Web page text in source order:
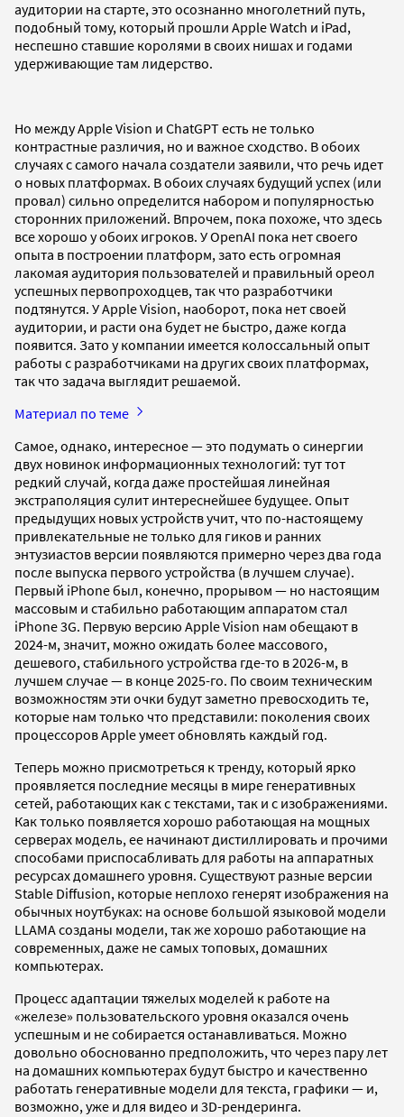
аудитории на старте, это осознанно многолетний путь,
подобный тому, который прошли Apple Watch и iPad,
неспешно ставшие королями в своих нишах и годами
удерживающие там лидерство.
Но между Apple Vision и ChatGPT есть не только
контрастные различия, но и важное сходство. В обоих
случаях с самого начала создатели заявили, что речь идет
о новых платформах. В обоих случаях будущий успех (или
провал) сильно определится набором и популярностью
сторонних приложений. Впрочем, пока похоже, что здесь
все хорошо у обоих игроков. У OpenAI пока нет своего
опыта в построении платформ, зато есть огромная
лакомая аудитория пользователей и правильный ореол
успешных первопроходцев, так что разработчики
подтянутся. У Apple Vision, наоборот, пока нет своей
аудитории, и расти она будет не быстро, даже когда
появится. Зато у компании имеется колоссальный опыт
работы с разработчиками на других своих платформах,
так что задача выглядит решаемой.
Материал по теме
Самое, однако, интересное — это подумать о синергии
двух новинок информационных технологий: тут тот
редкий случай, когда даже простейшая линейная
экстраполяция сулит интереснейшее будущее. Опыт
предыдущих новых устройств учит, что по-настоящему
привлекательные не только для гиков и ранних
энтузиастов версии появляются примерно через два года
после выпуска первого устройства (в лучшем случае).
Первый iPhone был, конечно, прорывом — но настоящим
массовым и стабильно работающим аппаратом стал
iPhone 3G. Первую версию Apple Vision нам обещают в
2024-м, значит, можно ожидать более массового,
дешевого, стабильного устройства где-то в 2026-м, в
лучшем случае — в конце 2025-го. По своим техническим
возможностям эти очки будут заметно превосходить те,
которые нам только что представили: поколения своих
процессоров Apple умеет обновлять каждый год.
Теперь можно присмотреться к тренду, который ярко
проявляется последние месяцы в мире генеративных
сетей, работающих как с текстами, так и с изображениями.
Как только появляется хорошо работающая на мощных
серверах модель, ее начинают дистиллировать и прочими
способами приспосабливать для работы на аппаратных
ресурсах домашнего уровня. Существуют разные версии
Stable Diffusion, которые неплохо генерят изображения на
обычных ноутбуках: на основе большой языковой модели
LLAMA созданы модели, так же хорошо работающие на
современных, даже не самых топовых, домашних
компьютерах.
Процесс адаптации тяжелых моделей к работе на
«железе» пользовательского уровня оказался очень
успешным и не собирается останавливаться. Можно
довольно обоснованно предположить, что через пару лет
на домашних компьютерах будут быстро и качественно
работать генеративные модели для текста, графики — и,
возможно, уже и для видео и 3D-рендеринга.